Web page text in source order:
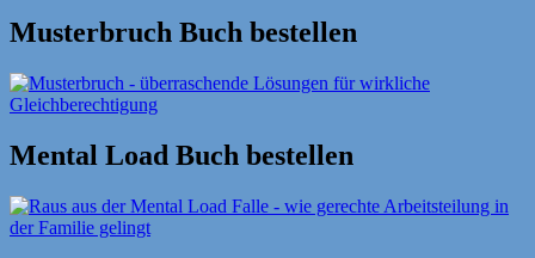
Musterbruch Buch bestellen
Mental Load Buch bestellen